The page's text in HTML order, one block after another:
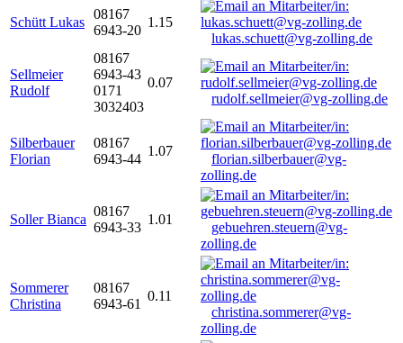
Schütt Lukas
08167
6943-20
1.15
lukas.schuett@vg-zolling.de
Sellmeier
Rudolf
08167
6943-43
0171
3032403
0.07
rudolf.sellmeier@vg-zolling.de
Silberbauer
Florian
08167
6943-44
1.07
florian.silberbauer@vg-
zolling.de
Soller Bianca
08167
6943-33
1.01
gebuehren.steuern@vg-
zolling.de
Sommerer
Christina
08167
6943-61
0.11
christina.sommerer@vg-
zolling.de